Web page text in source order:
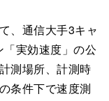
、通信大手3キャ
実効速度」の公
測場所、計測時
条件下で速度測